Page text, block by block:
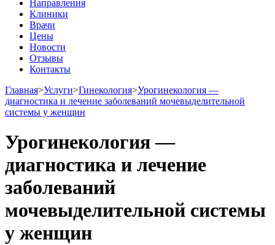
Направления
Клиники
Врачи
Цены
Новости
Отзывы
Контакты
Главная>Услуги>Гинекология>Урогинекология —
диагностика и лечение заболеваний мочевыделительной
системы у женщин
Урогинекология —
диагностика и лечение
заболеваний
мочевыделительной системы
у женщин